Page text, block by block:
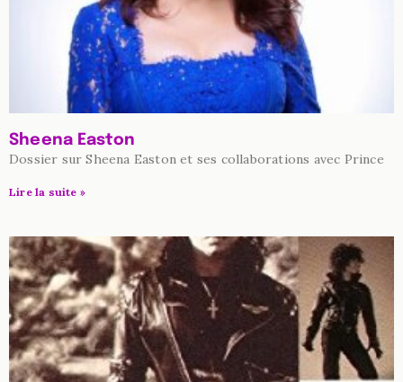
Sheena Easton
Dossier sur Sheena Easton et ses collaborations avec Prince
Lire la suite »